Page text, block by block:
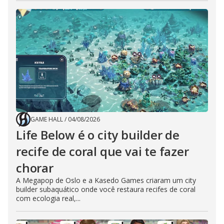
GAME HALL/ 04/08/2026
Life Below é o city builder de
recife de coral que vai te fazer
chorar
A Megapop de Oslo e a Kasedo Games criaram um city
builder subaquático onde você restaura recifes de coral
com ecologia real,...